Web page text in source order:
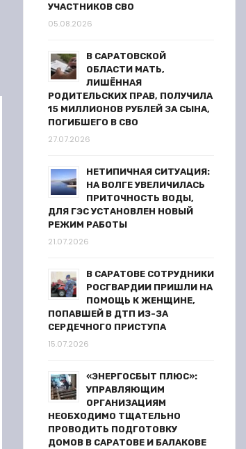
УЧАСТНИКОВ СВО
05.08.2026
В САРАТОВСКОЙ
ОБЛАСТИ МАТЬ,
ЛИШЁННАЯ
РОДИТЕЛЬСКИХ ПРАВ, ПОЛУЧИЛА
15 МИЛЛИОНОВ РУБЛЕЙ ЗА СЫНА,
ПОГИБШЕГО В СВО
27.07.2026
НЕТИПИЧНАЯ СИТУАЦИЯ:
НА ВОЛГЕ УВЕЛИЧИЛАСЬ
ПРИТОЧНОСТЬ ВОДЫ,
ДЛЯ ГЭС УСТАНОВЛЕН НОВЫЙ
РЕЖИМ РАБОТЫ
21.07.2026
В САРАТОВЕ СОТРУДНИКИ
РОСГВАРДИИ ПРИШЛИ НА
ПОМОЩЬ К ЖЕНЩИНЕ,
ПОПАВШЕЙ В ДТП ИЗ-ЗА
СЕРДЕЧНОГО ПРИСТУПА
15.07.2026
«ЭНЕРГОСБЫТ ПЛЮС»:
УПРАВЛЯЮЩИМ
ОРГАНИЗАЦИЯМ
НЕОБХОДИМО ТЩАТЕЛЬНО
ПРОВОДИТЬ ПОДГОТОВКУ
ДОМОВ В САРАТОВЕ И БАЛАКОВЕ